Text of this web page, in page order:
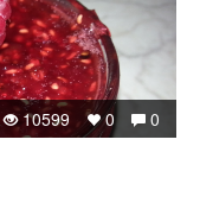
0
0
10599